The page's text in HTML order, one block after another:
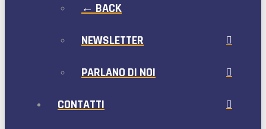
← BACK
NEWSLETTER
PARLANO DI NOI
CONTATTI